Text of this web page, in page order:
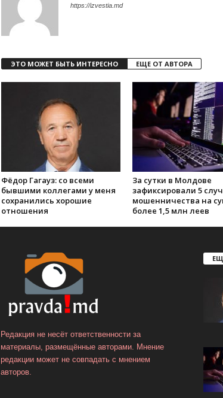
https://izvestia.md
ЭТО МОЖЕТ БЫТЬ ИНТЕРЕСНО ЕЩЕ ОТ АВТОРА
Фёдор Гагауз: со всеми
бывшими коллегами у меня
сохранились хорошие
отношения
За сутки в Молдове
зафиксировали 5
мошенничества на
более 1,5 млн леев
Редакция не несёт ответственности за
материалы, размещённые авторами. Мнение
редакции может не совпадать с мнением
авторов.